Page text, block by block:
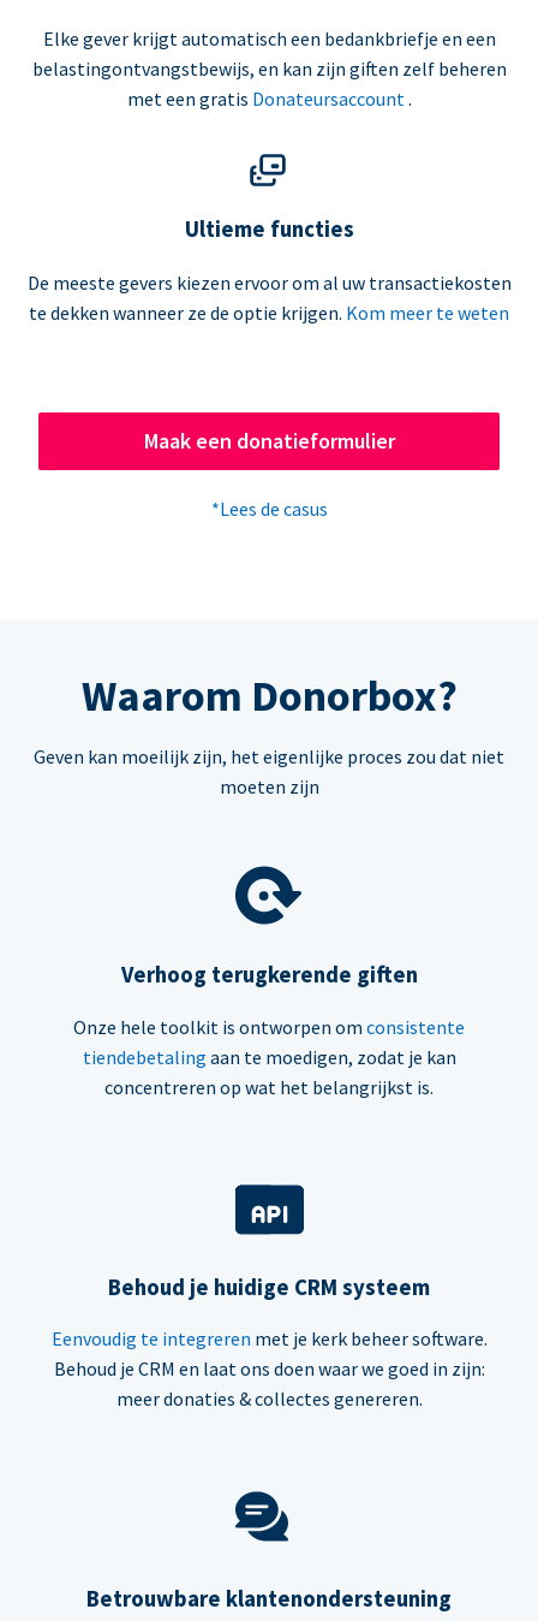
Elke gever krijgt automatisch een bedankbriefje en een
belastingontvangstbewijs, en kan zijn giften zelf beheren
met een gratis Donateursaccount .
Ultieme functies
De meeste gevers kiezen ervoor om al uw transactiekosten
te dekken wanneer ze de optie krijgen. Kom meer te weten
Maak een donatieformulier
*Lees de casus
Waarom Donorbox?
Geven kan moeilijk zijn, het eigenlijke proces zou dat niet
moeten zijn
Verhoog terugkerende giften
Onze hele toolkit is ontworpen om consistente
tiendebetaling aan te moedigen, zodat je kan
concentreren op wat het belangrijkst is.
Behoud je huidige CRM systeem
Eenvoudig te integreren met je kerk beheer software.
Behoud je CRM en laat ons doen waar we goed in zijn:
meer donaties & collectes genereren.
Betrouwbare klantenondersteuning